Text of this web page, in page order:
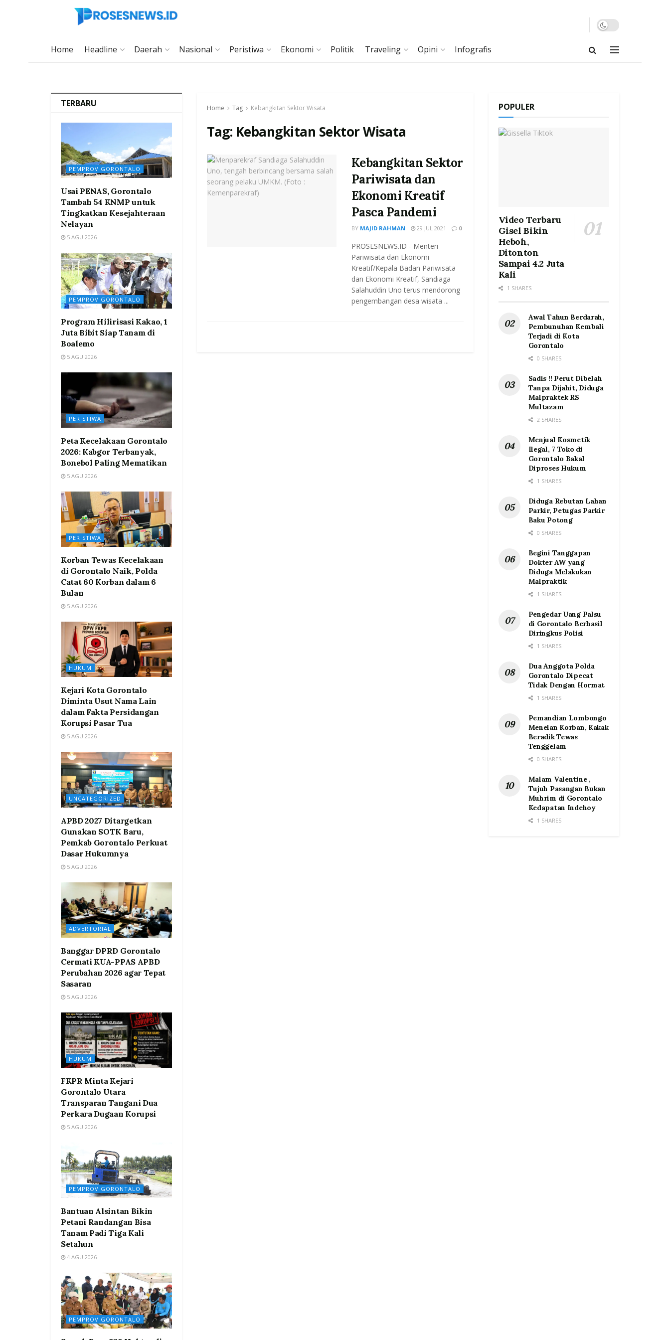
Home Headline Daerah Nasional Peristiwa Ekonomi Politik Traveling Opini Infografis
Home Tag Kebangkitan Sektor Wisata
Tag: Kebangkitan Sektor Wisata
Kebangkitan Sektor
Pariwisata dan
Ekonomi Kreatif
Pasca Pandemi
BY MAJID RAHMAN 29 JUL 2021 0
PROSESNEWS.ID - Menteri
Pariwisata dan Ekonomi
Kreatif/Kepala Badan Pariwisata
dan Ekonomi Kreatif, Sandiaga
Salahuddin Uno terus mendorong
pengembangan desa wisata ...
TERBARU
PEMPROV GORONTALO
Usai PENAS, Gorontalo
Tambah 54 KNMP untuk
Tingkatkan Kesejahteraan
Nelayan
5 AGU 2026
PEMPROV GORONTALO
Program Hilirisasi Kakao, 1
Juta Bibit Siap Tanam di
Boalemo
5 AGU 2026
PERISTIWA
Peta Kecelakaan Gorontalo
2026: Kabgor Terbanyak,
Bonebol Paling Mematikan
5 AGU 2026
PERISTIWA
Korban Tewas Kecelakaan
di Gorontalo Naik, Polda
Catat 60 Korban dalam 6
Bulan
5 AGU 2026
HUKUM
Kejari Kota Gorontalo
Diminta Usut Nama Lain
dalam Fakta Persidangan
Korupsi Pasar Tua
5 AGU 2026
UNCATEGORIZED
APBD 2027 Ditargetkan
Gunakan SOTK Baru,
Pemkab Gorontalo Perkuat
Dasar Hukumnya
5 AGU 2026
ADVERTORIAL
Banggar DPRD Gorontalo
Cermati KUA-PPAS APBD
Perubahan 2026 agar Tepat
Sasaran
5 AGU 2026
HUKUM
FKPR Minta Kejari
Gorontalo Utara
Transparan Tangani Dua
Perkara Dugaan Korupsi
5 AGU 2026
PEMPROV GORONTALO
Bantuan Alsintan Bikin
Petani Randangan Bisa
Tanam Padi Tiga Kali
Setahun
4 AGU 2026
PEMPROV GORONTALO
POPULER
Video Terbaru
Gisel Bikin
Heboh,
Ditonton
Sampai 4.2 Juta
Kali
1 SHARES
Awal Tahun Berdarah,
Pembunuhan Kembali
Terjadi di Kota
Gorontalo
0 SHARES
Sadis !! Perut Dibelah
Tanpa Dijahit, Diduga
Malpraktek RS
Multazam
2 SHARES
Menjual Kosmetik
Ilegal, 7 Toko di
Gorontalo Bakal
Diproses Hukum
1 SHARES
Diduga Rebutan Lahan
Parkir, Petugas Parkir
Baku Potong
0 SHARES
Begini Tanggapan
Dokter AW yang
Diduga Melakukan
Malpraktik
1 SHARES
Pengedar Uang Palsu
di Gorontalo Berhasil
Diringkus Polisi
1 SHARES
Dua Anggota Polda
Gorontalo Dipecat
Tidak Dengan Hormat
1 SHARES
Pemandian Lombongo
Menelan Korban, Kakak
Beradik Tewas
Tenggelam
0 SHARES
Malam Valentine ,
Tujuh Pasangan Bukan
Muhrim di Gorontalo
Kedapatan Indehoy
1 SHARES